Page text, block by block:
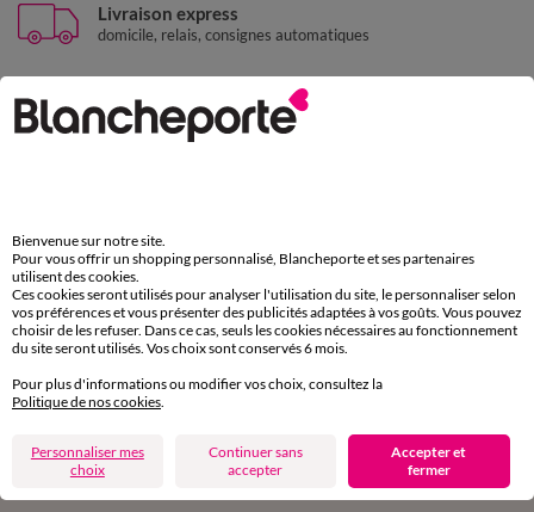
Livraison express
domicile, relais, consignes automatiques
Retours gratuits
sous 30 jours avec Mondial Relay uniquement
11€ Offerts
en vous inscrivant à la newsletter
conditions dans votre email de confirmation
Bienvenue sur notre site.
Pour vous offrir un shopping personnalisé, Blancheporte et ses partenaires
utilisent des cookies.
Ces cookies seront utilisés pour analyser l'utilisation du site, le personnaliser selon
vos préférences et vous présenter des publicités adaptées à vos goûts. Vous pouvez
choisir de les refuser. Dans ce cas, seuls les cookies nécessaires au fonctionnement
du site seront utilisés. Vos choix sont conservés 6 mois.
Pour plus d'informations ou modifier vos choix, consultez la
Politique de nos cookies
Personnaliser mes
choix
Continuer sans
accepter
Accepter et
fermer